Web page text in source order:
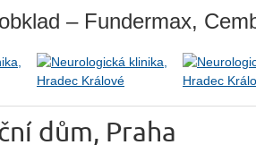
– Fundermax,
dům, Praha